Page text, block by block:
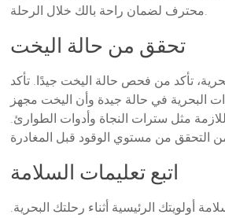
محترف لضمان راحة بالك خلال الرحلة.
تحقق من حالة اليخت
تأكد من فحص حالة اليخت جيدًا. تأكد
البحرية في حالة جيدة وأن اليخت مجهز
مثل سترات النجاة وأدوات الطوارئ.
اتبع تعليمات السلامة
أولويتك الرئيسية أثناء رحلتك البحرية.